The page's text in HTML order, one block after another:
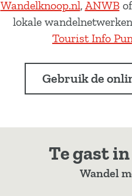
Wandelknoop.nl, ANWB
lokale
Tourist Info
Gebruik de
Te gast
Wandel